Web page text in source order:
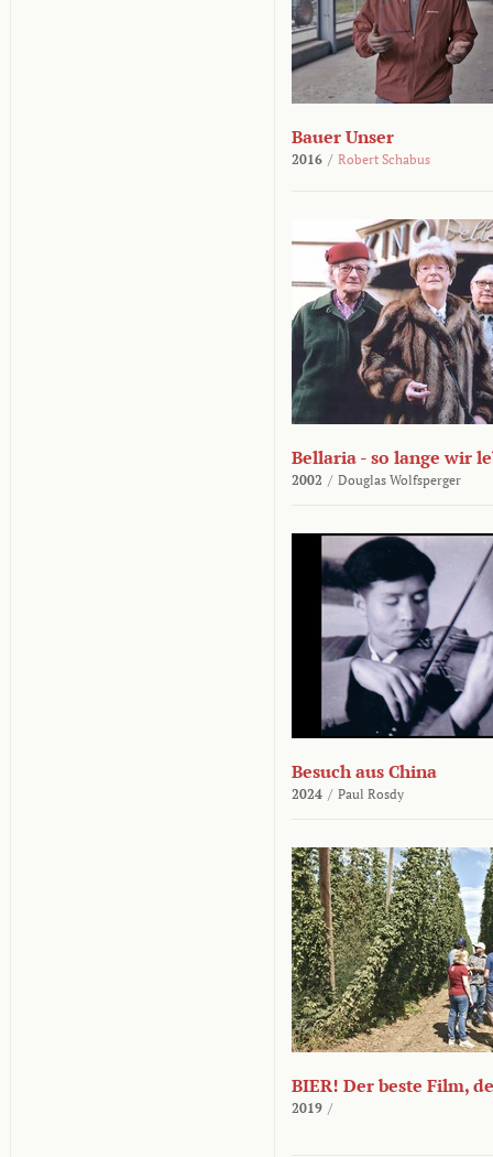
Bauer Unser
2016 / Robert Schabus
Bellaria - so lange wir
2002 / Douglas Wolfsperger
Besuch aus China
2024 / Paul Rosdy
BIER! Der beste Film,
2019 /